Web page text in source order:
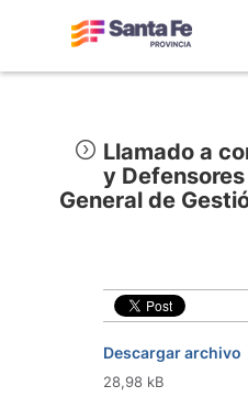
Llamado a
y
General de
Descargar archivo
28,98 kB